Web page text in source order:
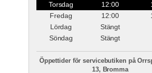
Torsdag
12:00
Fredag
12:00
Lördag
Stängt
Söndag
Stängt
Öppettider för servicebutiken på
13, Bromma